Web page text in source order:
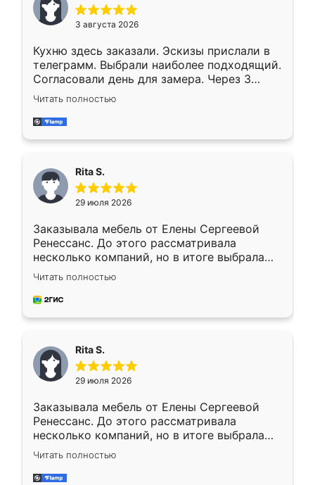
3 августа 2026
Кухню здесь заказали. Эскизы прислали в
телеграмм. Выбрали наиболее подходящий.
Согласовали день для замера. Через 3
недели кухня была уже готова. Остались
довольны работой. Спасибо Ренессанс
мебель за качественную работу!
Читать полностью
Rita S.
29 июля 2026
Заказывала мебель от Елены Сергеевой
Ренессанс. До этого рассматривала
несколько компаний, но в итоге выбрала
эту. Сначала обговорили условия, потом
приехал замерщик, всё спокойно объяснил
и снял размеры. Изготовили в срок, с
каких-либо доработок. Качеством осталась
довольна, все выглядит так, как и ожидала.
Читать полностью
Rita S.
29 июля 2026
Заказывала мебель от Елены Сергеевой
Ренессанс. До этого рассматривала
несколько компаний, но в итоге выбрала
эту. Сначала обговорили условия, потом
приехал замерщик, всё спокойно объяснил
и снял размеры. Изготовили в срок, с
Читать полностью